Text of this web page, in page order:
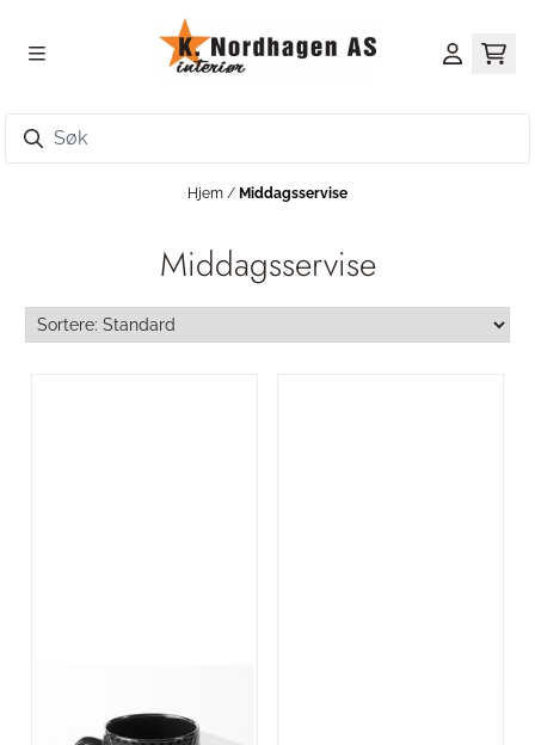
Hjem / Middagsservise
Middagsservise